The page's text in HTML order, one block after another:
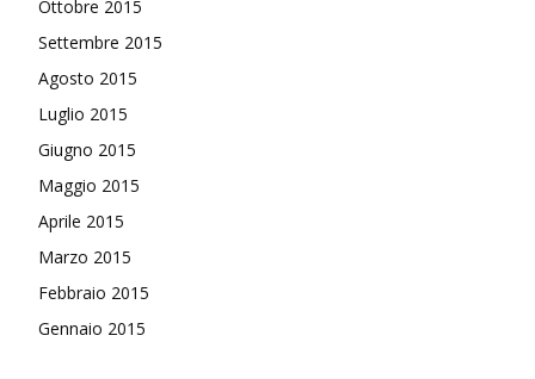
Ottobre 2015
Settembre 2015
Agosto 2015
Luglio 2015
Giugno 2015
Maggio 2015
Aprile 2015
Marzo 2015
Febbraio 2015
Gennaio 2015